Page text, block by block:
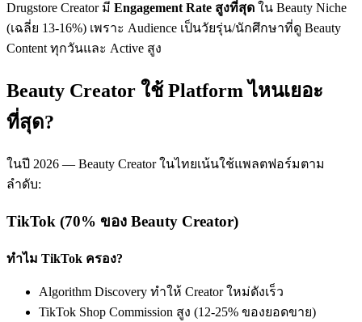
Drugstore Creator มี Engagement Rate สูงที่สุด ใน Beauty Niche
(เฉลี่ย 13-16%) เพราะ Audience เป็นวัยรุ่น/นักศึกษาที่ดู Beauty
Content ทุกวันและ Active สูง
Beauty Creator ใช้ Platform ไหนเยอะ
ที่สุด?
ในปี 2026 — Beauty Creator ในไทยเน้นใช้แพลตฟอร์มตาม
ลำดับ:
TikTok (70% ของ Beauty Creator)
ทำไม TikTok ครอง?
Algorithm Discovery ทำให้ Creator ใหม่ดังเร็ว
TikTok Shop Commission สูง (12-25% ของยอดขาย)